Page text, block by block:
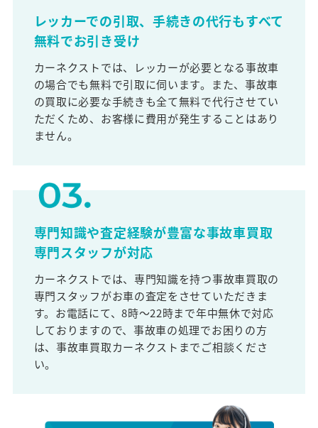
レッカーでの引取、手続きの代行もすべて
無料でお引き受け
カーネクストでは、レッカーが必要となる事故車
の場合でも無料で引取に伺います。また、事故車
の買取に必要な手続きも全て無料で代行させてい
ただくため、お客様に費用が発生することはあり
ません。
専門知識や査定経験が豊富な事故車買取
専門スタッフが対応
カーネクストでは、専門知識を持つ事故車買取の
専門スタッフがお車の査定をさせていただきま
す。お電話にて、8時～22時まで年中無休で対応
しておりますので、事故車の処理でお困りの方
は、事故車買取カーネクストまでご相談くださ
い。